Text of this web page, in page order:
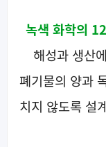
녹색 화학의
해성과 생산
폐기물의 양과
치지 않도록 설